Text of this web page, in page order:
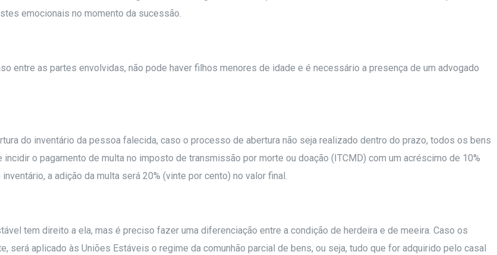
emocionais no momento da sucessão.
entre as partes envolvidas, não pode haver filhos menores de idade e é necessário a presença de um advogado
do inventário da pessoa falecida, caso o processo de abertura não seja realizado dentro do prazo, todos os bens
o pagamento de multa no imposto de transmissão por morte ou doação (ITCMD) com um acréscimo de 10%
a adição da multa será 20% (vinte por cento) no valor final.
tem direito a ela, mas é preciso fazer uma diferenciação entre a condição de herdeira e de meeira. Caso os
aplicado às Uniões Estáveis o regime da comunhão parcial de bens, ou seja, tudo que for adquirido pelo casal